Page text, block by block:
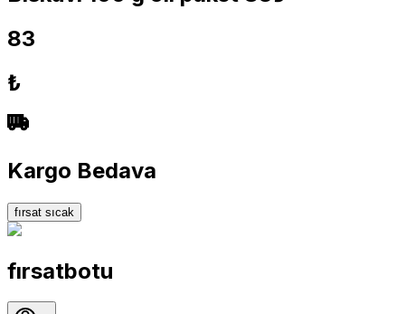
83
₺
Kargo Bedava
fırsat sıcak
fırsatbotu